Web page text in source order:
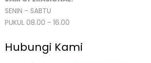
SENIN - SABTU
PUKUL 08.00 - 16.00
Hubungi Kami